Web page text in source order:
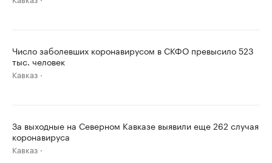
Число заболевших коронавирусом в СКФО превысило 523
тыс. человек
Кавказ
За выходные на Северном Кавказе выявили еще 262 случая
коронавируса
Кавказ